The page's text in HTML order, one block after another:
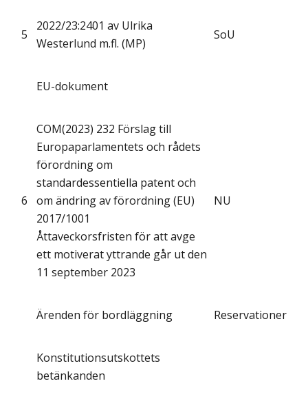
5
2022/23:2401 av Ulrika
Westerlund m.fl. (MP)
SoU
EU-dokument
6
COM(2023) 232 Förslag till
Europaparlamentets och rådets
förordning om
standardessentiella patent och
om ändring av förordning (EU)
2017/1001
Åttaveckorsfristen för att avge
ett motiverat yttrande går ut den
11 september 2023
NU
Ärenden för bordläggning Reservationer
Konstitutionsutskottets
betänkanden